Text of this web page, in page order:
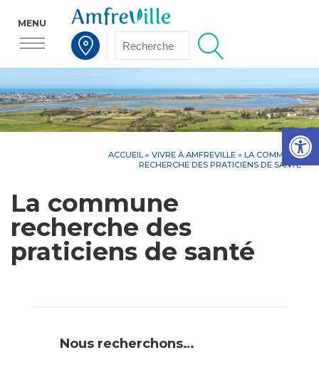
Voir la carte interactive
MENU
ACCUEIL » VIVRE À AMFREVILLE » LA COMMUNE
RECHERCHE DES PRATICIENS DE SANTÉ
La commune
recherche des
praticiens de santé
Nous recherchons…